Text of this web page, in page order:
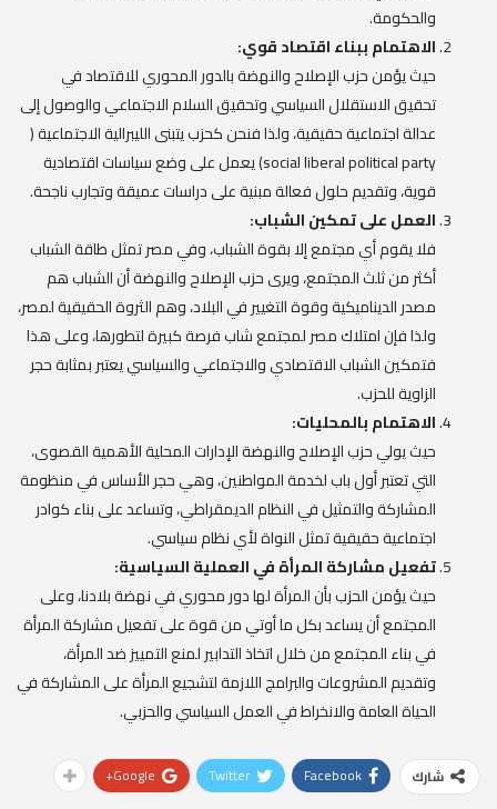
والحكومة.
الاهتمام ببناء اقتصاد قوي:
حيث يؤمن حزب الإصلاح والنهضة بالدور المحوري للاقتصاد في
تحقيق الاستقلال السياسي وتحقيق السلام الاجتماعي والوصول إلى
عدالة اجتماعية حقيقية، ولذا فنحن كحزب يتبنى الليبرالية الاجتماعية (
social liberal political party) يعمل على وضع سياسات اقتصادية
قوية، وتقديم حلول فعالة مبنية على دراسات عميقة وتجارب ناجحة.
العمل على تمكين الشباب:
فلا يقوم أي مجتمع إلا بقوة الشباب، وفي مصر تمثل طاقة الشباب
أكثر من ثلث المجتمع، ويرى حزب الإصلاح والنهضة أن الشباب هم
مصدر الديناميكية وقوة التغيير في البلاد، وهم الثروة الحقيقية لمصر،
ولذا فإن امتلاك مصر لمجتمع شاب فرصة كبيرة لتطورها، وعلى هذا
فتمكين الشباب الاقتصادي والاجتماعي والسياسي يعتبر بمثابة حجر
الزاوية للحزب.
الاهتمام بالمحليات:
حيث يولي حزب الإصلاح والنهضة الإدارات المحلية الأهمية القصوى،
التي تعتبر أول باب لخدمة المواطنين، وهي حجر الأساس في منظومة
المشاركة والتمثيل في النظام الديمقراطي، وتساعد على بناء كوادر
اجتماعية حقيقية تمثل النواة لأي نظام سياسي.
تفعيل مشاركة المرأة في العملية السياسية:
حيث يؤمن الحزب بأن المرأة لها دور محوري في نهضة بلادنا، وعلى
المجتمع أن يساعد بكل ما أوتي من قوة على تفعيل مشاركة المرأة
في بناء المجتمع من خلال اتخاذ التدابير لمنع التمييز ضد المرأة،
وتقديم المشروعات والبرامج اللازمة لتشجيع المرأة على المشاركة في
الحياة العامة والانخراط في العمل السياسي والحزبي.
شارك Facebook
Twitter
Google+